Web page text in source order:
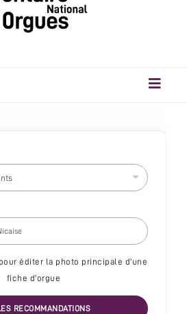
éditer la photo principale d'une
fiche d'orgue
RECOMMANDATIONS